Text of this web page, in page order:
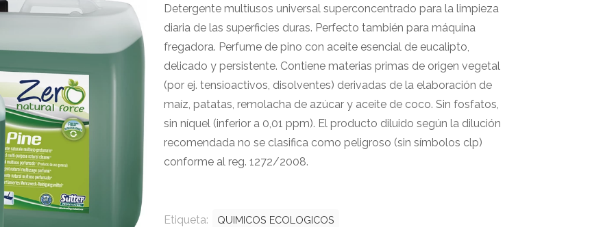
Detergente multiusos universal superconcentrado para la limpieza
diaria de las superficies duras. Perfecto también para máquina
fregadora. Perfume de pino con aceite esencial de eucalipto,
delicado y persistente. Contiene materias primas de origen vegetal
(por ej. tensioactivos, disolventes) derivadas de la elaboración de
maíz, patatas, remolacha de azúcar y aceite de coco. Sin fosfatos,
sin níquel (inferior a 0,01 ppm). El producto diluido según la dilución
recomendada no se clasifica como peligroso (sin símbolos clp)
conforme al reg. 1272/2008.
Etiqueta: QUIMICOS ECOLOGICOS